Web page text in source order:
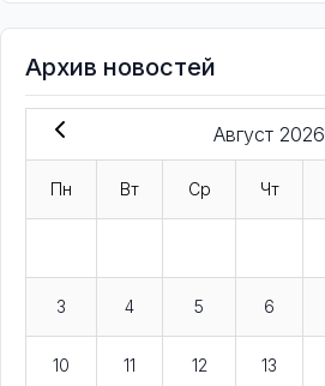
Архив новостей
Август 2026
Пн Вт Ср Чт
3 4 5 6
10 11 12 13